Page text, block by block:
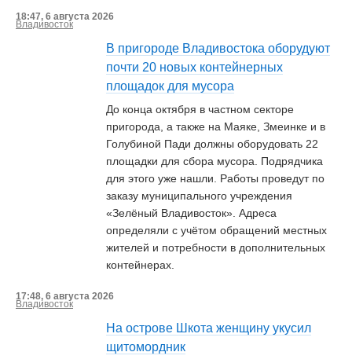
18:47, 6 августа 2026
Владивосток
В пригороде Владивостока оборудуют
почти 20 новых контейнерных
площадок для мусора
До конца октября в частном секторе
пригорода, а также на Маяке, Змеинке и в
Голубиной Пади должны оборудовать 22
площадки для сбора мусора. Подрядчика
для этого уже нашли. Работы проведут по
заказу муниципального учреждения
«Зелёный Владивосток». Адреса
определяли с учётом обращений местных
жителей и потребности в дополнительных
контейнерах.
17:48, 6 августа 2026
Владивосток
На острове Шкота женщину укусил
щитомордник